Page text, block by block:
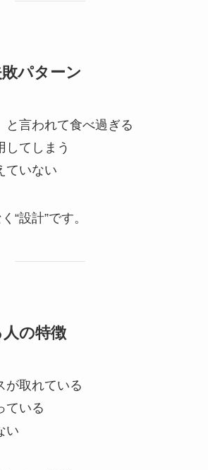
パターン
と言われて食べ過ぎる
してしまう
ていない
“設計”です。
の特徴
が取れている
ている
い